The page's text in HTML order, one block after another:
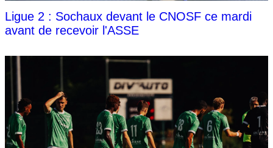
Ligue 2 : Sochaux devant le CNOSF ce mardi
avant de recevoir l'ASSE